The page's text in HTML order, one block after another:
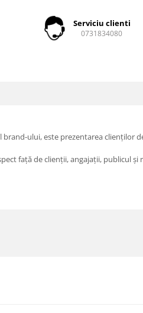
Serviciu clienti
0731834080
brand-ului, este prezentarea clienților
față de clienții, angajații, publicul și